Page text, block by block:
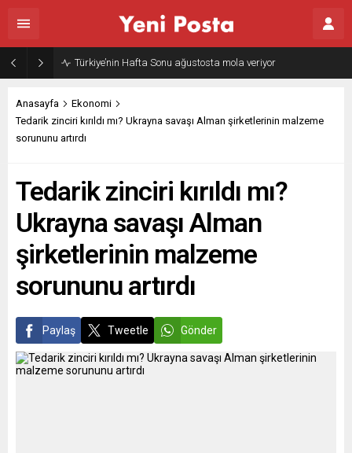
Türkiye’nin Hafta Sonu ağustosta mola veriyor
Anasayfa
Ekonomi
Tedarik zinciri kırıldı mı? Ukrayna savaşı Alman şirketlerinin malzeme
sorununu artırdı
Tedarik zinciri kırıldı mı?
Ukrayna savaşı Alman
şirketlerinin malzeme
sorununu artırdı
Paylaş Tweetle Gönder